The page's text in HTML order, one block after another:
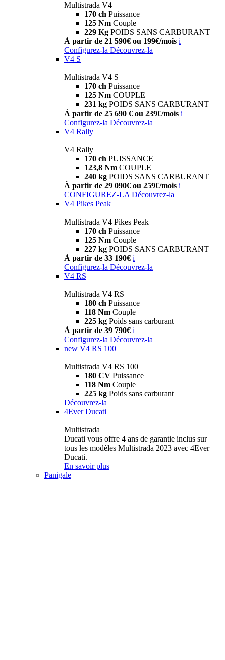
Multistrada V4
170 ch Puissance
125 Nm Couple
229 Kg POIDS SANS CARBURANT
À partir de 21 590€ ou 199€/mois i
Configurez-la Découvrez-la
V4 S
Multistrada V4 S
170 ch Puissance
125 Nm COUPLE
231 kg POIDS SANS CARBURANT
À partir de 25 690 € ou 239€/mois i
Configurez-la Découvrez-la
V4 Rally
V4 Rally
170 ch PUISSANCE
123,8 Nm COUPLE
240 kg POIDS SANS CARBURANT
À partir de 29 090€ ou 259€/mois i
CONFIGUREZ-LA Découvrez-la
V4 Pikes Peak
Multistrada V4 Pikes Peak
170 ch Puissance
125 Nm Couple
227 kg POIDS SANS CARBURANT
À partir de 33 190€ i
Configurez-la Découvrez-la
V4 RS
Multistrada V4 RS
180 ch Puissance
118 Nm Couple
225 kg Poids sans carburant
À partir de 39 790€ i
Configurez-la Découvrez-la
new V4 RS 100
Multistrada V4 RS 100
180 CV Puissance
118 Nm Couple
225 kg Poids sans carburant
Découvrez-la
4Ever Ducati
Multistrada
Ducati vous offre 4 ans de garantie inclus sur
tous les modèles Multistrada 2023 avec 4Ever
Ducati.
En savoir plus
Panigale